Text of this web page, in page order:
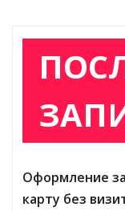
Оформление
карту без